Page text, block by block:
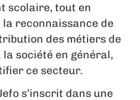
scolaire, tout en
reconnaissance de
des métiers de
société en général,
ce secteur.
s’inscrit dans une